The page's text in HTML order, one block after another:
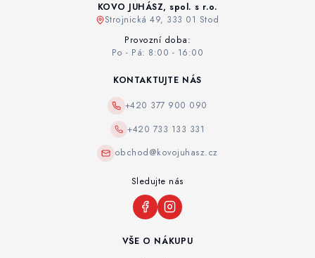
KOVO JUHÁSZ, spol. s r.o.
Strojnická 49, 333 01 Stod
Provozní doba:
Po - Pá: 8:00 - 16:00
VŠE O NÁKUPU
KONTAKTUJTE NÁS
+420 377 900 090
+420 733 133 331
obchod@kovojuhasz.cz
Sledujte nás